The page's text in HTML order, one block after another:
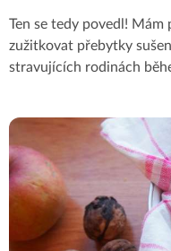
Ten se tedy povedl!
zužitkovat přebytky
stravujících rodinách